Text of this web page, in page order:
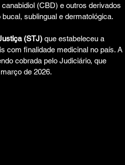
(CBD) e outros derivados
bucal, sublingual e dermatológica.
(STJ) que estabeleceu a
com finalidade medicinal no país. A
cobrada pelo Judiciário, que
de 2026.